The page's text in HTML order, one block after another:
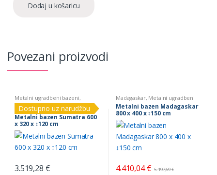
Dodaj u košaricu
Povezani proizvodi
Metalni ugradbeni bazeni,
Sumatra
Dostupno uz narudžbu
Metalni bazen Sumatra 600
x 320 x ↕120 cm
3.519,28 €
Madagaskar, Metalni ugradbeni
bazeni
Metalni bazen Madagaskar
800 x 400 x ↕150 cm
4.410,04€ 5.197,69€